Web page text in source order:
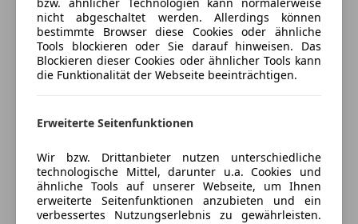
DAB-Radio
Freisprecheinrichtung
Induktionsladen für Smartphones
Radio
Soundsystem
Abstandstempomat
Abstandswarner
Alarmanlage
Beifahrerairbag
DEUTSCH sales
04U 180 GRAD-FRONTSICHT FÜR GELÄNDEFAHRT
sales
13U MERCEDES-BENZ CONNECT - EV-FUNKTIONEN
16U SMARTPHONE INTEGRATION APPLE CARPLAY
17U SMARTPHONE INTEGRATION ANDROID AUTO
sales
1U3 FAHRZEUGBEWACHSUNG sales
Verkäufer Händler
Sternebewertung 4.5 von 5
(80% Weiterempfehlungen)
Showroom
Schließt bald
nicht abgeschaltet werden. Allerdings können
bestimmte Browser diese Cookies oder ähnliche
Tools blockieren oder Sie darauf hinweisen. Das
Blockieren dieser Cookies oder ähnlicher Tools kann
die Funktionalität der Webseite beeinträchtigen.
Erweiterte Seitenfunktionen
Wir bzw. Drittanbieter nutzen unterschiedliche
technologische Mittel, darunter u.a. Cookies und
ähnliche Tools auf unserer Webseite, um Ihnen
erweiterte Seitenfunktionen anzubieten und ein
verbessertes Nutzungserlebnis zu gewährleisten.